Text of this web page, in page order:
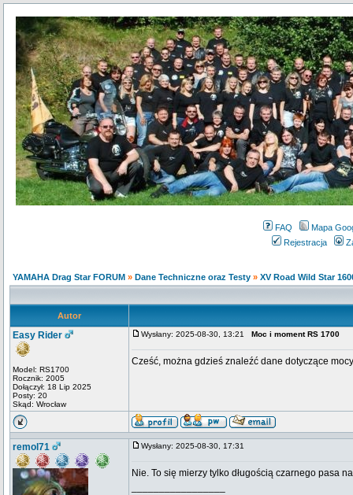
FAQ
Mapa
Rejestracja
YAMAHA Drag Star FORUM » Dane Techniczne oraz Testy » XV Road Wild Star
Autor
Easy Rider
Model: RS1700
Rocznik: 2005
Dołączył: 18 Lip 2025
Posty: 20
Skąd: Wrocław
Wysłany: 2025-08-30, 13:21 Moc i moment RS 1700
Cześć, można gdzieś znaleźć dane dotyczące
remol71 Wysłany: 2025-08-30, 17:31
Nie. To się mierzy tylko długością czarnego pasa